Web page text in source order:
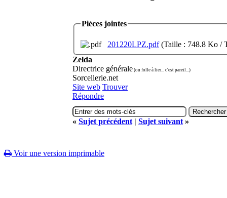
Pièces jointes
201220LPZ.pdf(Taille : 748.8 Ko /
Zelda
Directrice générale (ou folle à lier... c'est pareil...)
Sorcellerie.net
Site web Trouver
Répondre
« Sujet précédent | Sujet suivant »
Voir une version imprimable